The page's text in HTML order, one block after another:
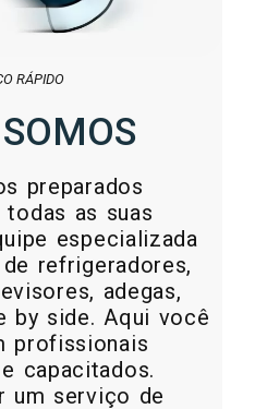
RÁPIDO
preparados
todas as suas
especializada
refrigeradores,
adegas,
by side. Aqui você
profissionais
capacitados.
um serviço de